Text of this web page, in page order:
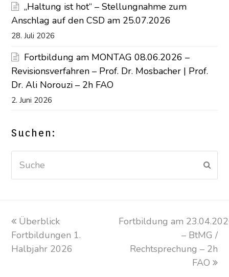
„Haltung ist hot“ – Stellungnahme zum
Anschlag auf den CSD am 25.07.2026
28. Juli 2026
Fortbildung am MONTAG 08.06.2026 –
Revisionsverfahren – Prof. Dr. Mosbacher | Prof.
Dr. Ali Norouzi – 2h FAO
2. Juni 2026
Suchen:
vorheriger
Beitrag:
Überblick
Fortbildungen 1.
Halbjahr 2026
Nächster
Fortbildung am
– BtMG /
Rechtsprechung – 2h
FAO